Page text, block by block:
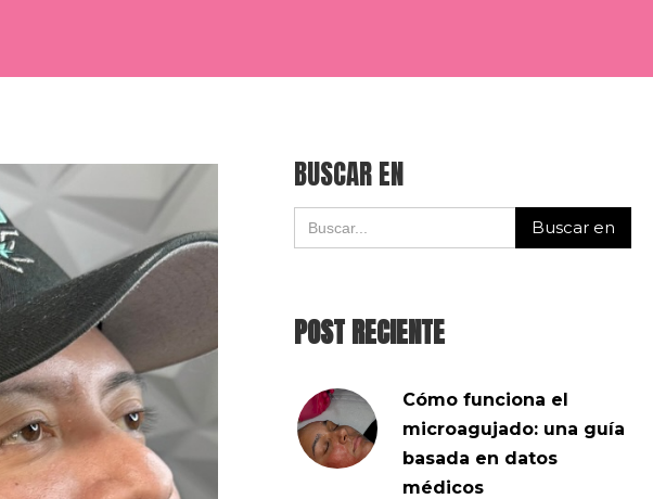
BUSCAR EN
POST RECIENTE
Cómo funciona el
microagujado: una guía
basada en datos
médicos